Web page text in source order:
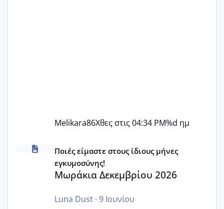
Melikara86Χθες στις 04:34 PM%d ημ
Μωράκια Δεκεμβρίου 2026
Ποιές είμαστε στους ίδιους μήνες
εγκυμοσύνης!
Μωράκια Δεκεμβρίου 2026
Luna Dust· 9 Ιουνίου